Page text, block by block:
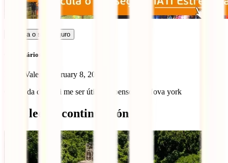
Calcula o seu seguro
Comentários (1)
Nuno Valente
February 8, 2022
Gostei da dica vai me ser útil pois penso ir a Nova york
Qué leer a continuación